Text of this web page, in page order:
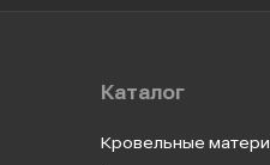
Каталог
Кровельные